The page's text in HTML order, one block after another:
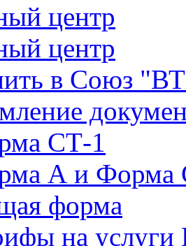
центр
центр
в Союз
СТ-1
А и Форма
форма
на